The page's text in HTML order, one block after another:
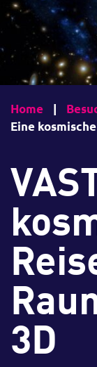
Home |
Eine
3D